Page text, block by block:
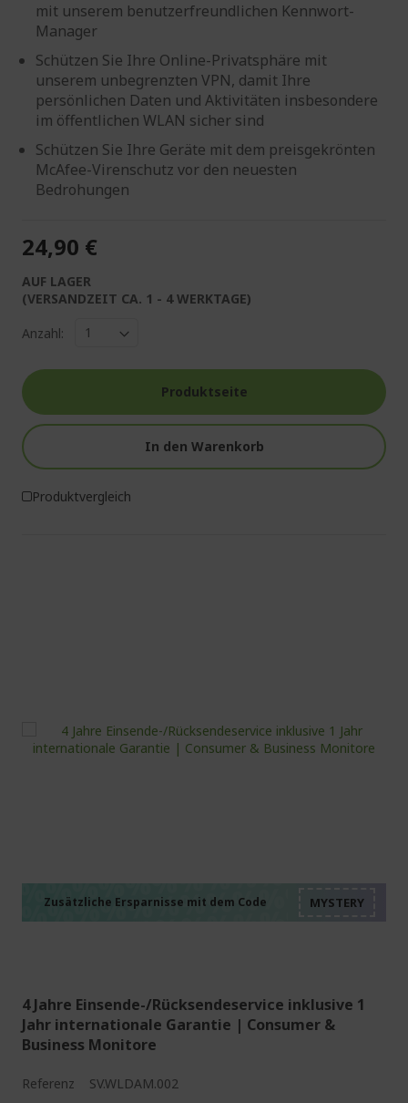
mit unserem benutzerfreundlichen Kennwort-
Manager
Schützen Sie Ihre Online-Privatsphäre mit
unserem unbegrenzten VPN, damit Ihre
persönlichen Daten und Aktivitäten insbesondere
im öffentlichen WLAN sicher sind
Schützen Sie Ihre Geräte mit dem preisgekrönten
McAfee-Virenschutz vor den neuesten
Bedrohungen
24,90 €
AUF LAGER
(VERSANDZEIT CA. 1 - 4 WERKTAGE)
Anzahl:
Produktseite
In den Warenkorb
Produktvergleich
Zusätzliche Ersparnisse mit dem Code
4 Jahre Einsende-/Rücksendeservice inklusive 1
Jahr internationale Garantie | Consumer &
Business Monitore
Referenz SV.WLDAM.002